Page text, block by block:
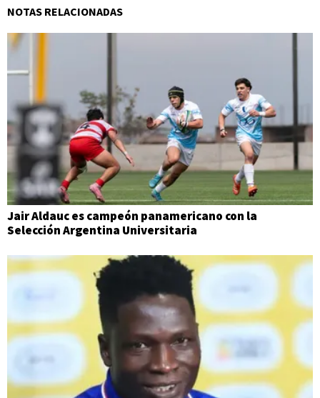
NOTAS RELACIONADAS
Jair Aldauc es campeón panamericano con la
Selección Argentina Universitaria